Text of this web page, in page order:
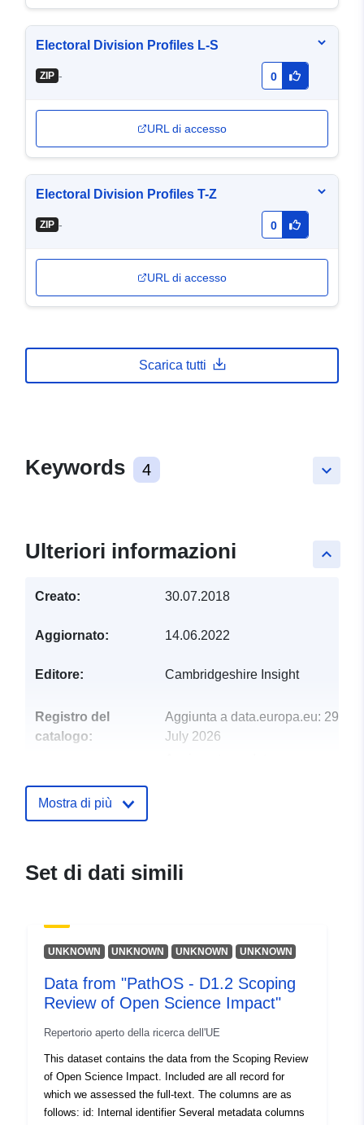
Electoral Division Profiles L-S
ZIP - 0
URL di accesso
Electoral Division Profiles T-Z
ZIP - 0
URL di accesso
Scarica tutti
keyboard_arrow_down
Keywords 4
keyboard_arrow_up
Ulteriori informazioni
Creato: 30.07.2018
Aggiornato: 14.06.2022
Editore: Cambridgeshire Insight
Registro del
catalogo:
Aggiunta a data.europa.eu: 29
July 2026
uriRef:
Mostra di più
Set di dati simili
UNKNOWN UNKNOWN UNKNOWN UNKNOWN
Data from "PathOS - D1.2 Scoping
Review of Open Science Impact"
Repertorio aperto della ricerca dell'UE
This dataset contains the data from the Scoping Review
of Open Science Impact. Included are all record for
which we assessed the full-text. The columns are as
follows: id: Internal identifier Several metadata columns